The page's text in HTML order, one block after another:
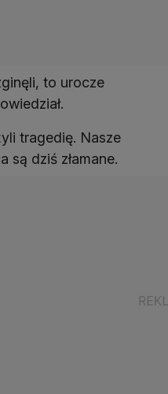
to urocze
tragedię. Nasze
są dziś złamane.